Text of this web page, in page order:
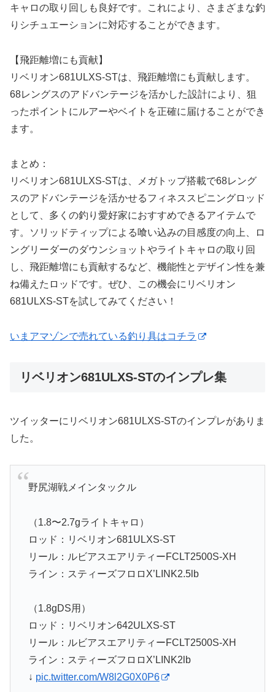
キャロの取り回しも良好です。これにより、さまざまな釣
りシチュエーションに対応することができます。
【飛距離増にも貢献】
リベリオン681ULXS-STは、飛距離増にも貢献します。
68レングスのアドバンテージを活かした設計により、狙
ったポイントにルアーやベイトを正確に届けることができ
ます。
まとめ：
リベリオン681ULXS-STは、メガトップ搭載で68レング
スのアドバンテージを活かせるフィネススピニングロッド
として、多くの釣り愛好家におすすめできるアイテムで
す。ソリッドティップによる喰い込みの目感度の向上、ロ
ングリーダーのダウンショットやライトキャロの取り回
し、飛距離増にも貢献するなど、機能性とデザイン性を兼
ね備えたロッドです。ぜひ、この機会にリベリオン
681ULXS-STを試してみてください！
いまアマゾンで売れている釣り具はコチラ
リベリオン681ULXS-STのインプレ集
ツイッターにリベリオン681ULXS-STのインプレがありま
した。
野尻湖戦メインタックル
（1.8〜2.7gライトキャロ）
ロッド：リベリオン681ULXS-ST
リール：ルビアスエアリティーFCLT2500S-XH
ライン：スティーズフロロX’LINK2.5lb
（1.8gDS用）
ロッド：リベリオン642ULXS-ST
リール：ルビアスエアリティーFCLT2500S-XH
ライン：スティーズフロロX’LINK2lb
↓ pic.twitter.com/W8l2G0X0P6